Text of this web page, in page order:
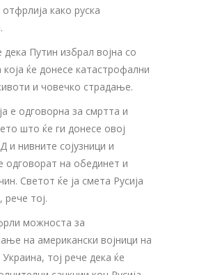
како руска
дека Путин избрал војна со
која ќе донесе катастрофални
и човечко страдање.
е одговорна за смртта и
што ќе ги донесе овој
и нивните сојузници и
одговорат на обединет и
Светот ќе ја смета Русија
рече тој.
можноста за
на американски војници на
тој рече дека ќе